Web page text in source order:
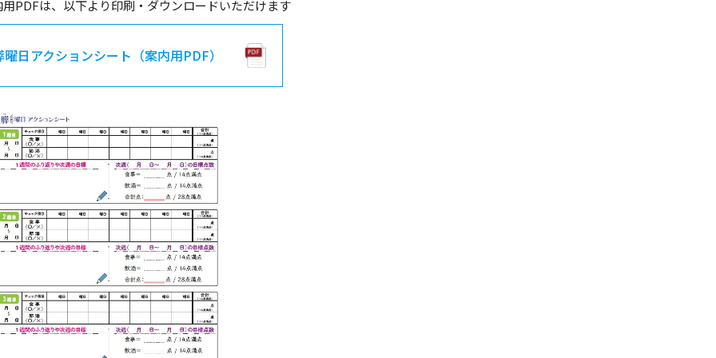
用PDFは、以下より印刷・ダウンロードいただけます
曜日アクションシート（案内用PDF）